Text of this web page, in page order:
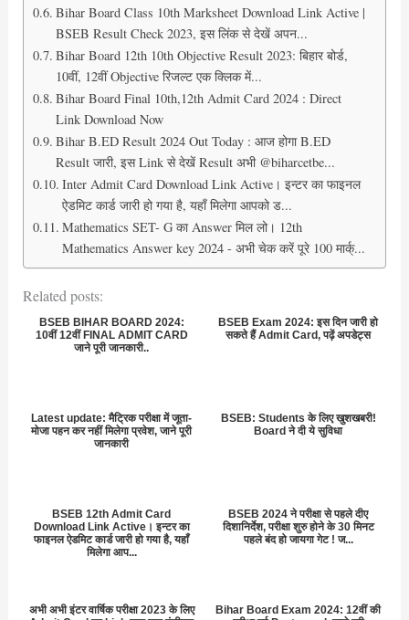
Bihar Board Class 10th Marksheet Download Link Active |
BSEB Result Check 2023, इस लिंक से देखें अपन...
Bihar Board 12th 10th Objective Result 2023: बिहार बोर्ड,
10वीं, 12वीं Objective रिजल्ट एक क्लिक में...
Bihar Board Final 10th,12th Admit Card 2024 : Direct
Link Download Now
Bihar B.ED Result 2024 Out Today : आज होगा B.ED
Result जारी, इस Link से देखें Result अभी @biharcetbe...
Inter Admit Card Download Link Active। इन्टर का फाइनल
ऐडमिट कार्ड जारी हो गया है, यहाँ मिलेगा आपको ड...
Mathematics SET- G का Answer मिल लो। 12th
Mathematics Answer key 2024 - अभी चेक करें पूरे 100 मार्क्...
Related posts:
BSEB BIHAR BOARD 2024:
10वीं 12वीं FINAL ADMIT CARD
जाने पूरी जानकारी..
BSEB Exam 2024: इस दिन जारी हो
सकते हैं Admit Card, पढ़ें अपडेट्स
Latest update: मैट्रिक परीक्षा में जूता-
मोजा पहन कर नहीं मिलेगा प्रवेश, जाने पूरी
जानकारी
BSEB: Students के लिए खुशखबरी!
Board ने दी ये सुविधा
BSEB 12th Admit Card
Download Link Active। इन्टर का
फाइनल ऐडमिट कार्ड जारी हो गया है, यहाँ
मिलेगा आप...
BSEB 2024 ने परीक्षा से पहले दीए
दिशानिर्देश, परीक्षा शुरु होने के 30 मिनट
पहले बंद हो जायगा गेट ! ज...
अभी अभी इंटर वार्षिक परीक्षा 2023 के लिए
Bihar Board Exam 2024: 12वीं की